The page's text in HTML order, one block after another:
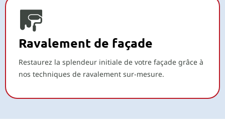
Ravalement de façade
Restaurez la splendeur initiale de votre façade grâce à
nos techniques de ravalement sur-mesure.